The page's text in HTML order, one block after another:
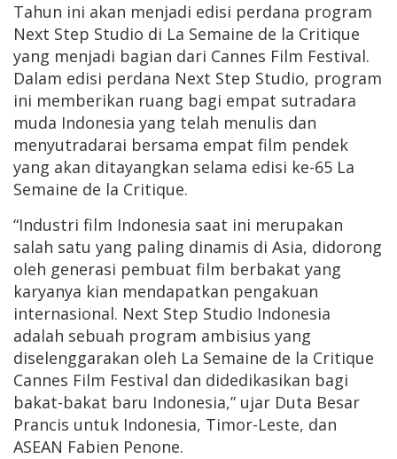
Tahun ini akan menjadi edisi perdana program
Next Step Studio di La Semaine de la Critique
yang menjadi bagian dari Cannes Film Festival.
Dalam edisi perdana Next Step Studio, program
ini memberikan ruang bagi empat sutradara
muda Indonesia yang telah menulis dan
menyutradarai bersama empat film pendek
yang akan ditayangkan selama edisi ke-65 La
Semaine de la Critique.
“Industri film Indonesia saat ini merupakan
salah satu yang paling dinamis di Asia, didorong
oleh generasi pembuat film berbakat yang
karyanya kian mendapatkan pengakuan
internasional. Next Step Studio Indonesia
adalah sebuah program ambisius yang
diselenggarakan oleh La Semaine de la Critique
Cannes Film Festival dan didedikasikan bagi
bakat-bakat baru Indonesia,” ujar Duta Besar
Prancis untuk Indonesia, Timor-Leste, dan
ASEAN Fabien Penone.